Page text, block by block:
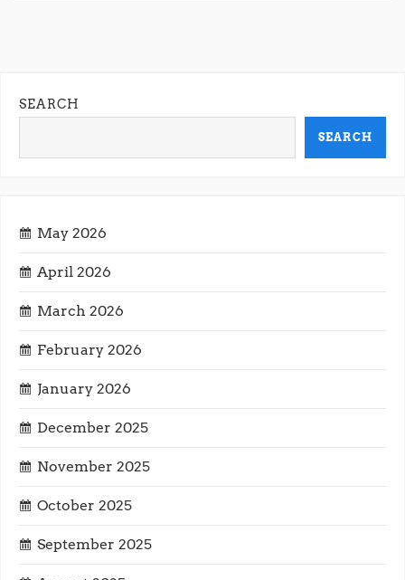
t
n
v
i
g
a
t
i
o
n
SEARCH
SEARCH
May 2026
April 2026
March 2026
February 2026
January 2026
December 2025
November 2025
October 2025
September 2025